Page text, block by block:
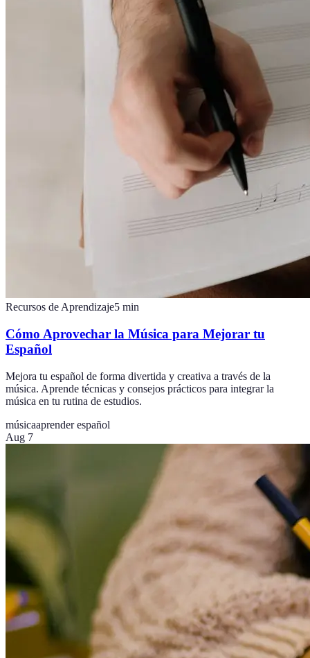
Recursos de Aprendizaje5 min
Cómo Aprovechar la Música para Mejorar tu
Español
Mejora tu español de forma divertida y creativa a través de la
música. Aprende técnicas y consejos prácticos para integrar la
música en tu rutina de estudios.
músicaaprender español
Aug 7